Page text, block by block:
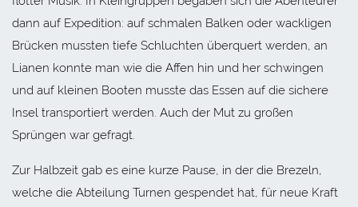
dann auf Expedition: auf schmalen Balken oder wackligen
Brücken mussten tiefe Schluchten überquert werden, an
Lianen konnte man wie die Affen hin und her schwingen
und auf kleinen Booten musste das Essen auf die sichere
Insel transportiert werden. Auch der Mut zu großen
Sprüngen war gefragt.
Zur Halbzeit gab es eine kurze Pause, in der die Brezeln,
welche die Abteilung Turnen gespendet hat, für neue Kraft